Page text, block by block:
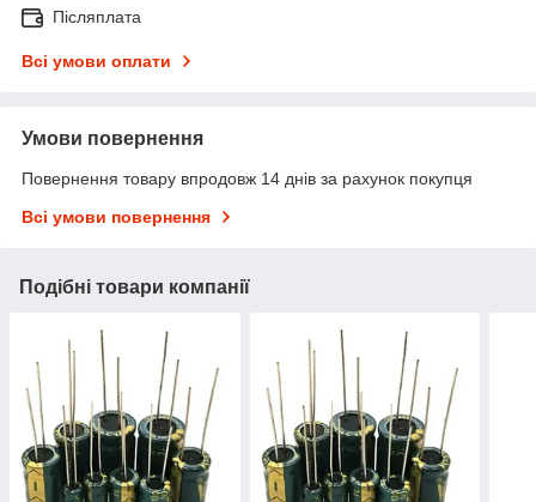
Післяплата
Всі умови оплати
Умови повернення
Повернення товару впродовж 14 днів за рахунок покупця
Всі умови повернення
Подібні товари компанії